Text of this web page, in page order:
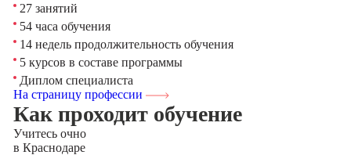
27 занятий
54 часа обучения
14 недель продолжительность обучения
5 курсов в составе программы
Диплом специалиста
На страницу профессии
Как проходит обучение
Учитесь очно
в Краснодаре